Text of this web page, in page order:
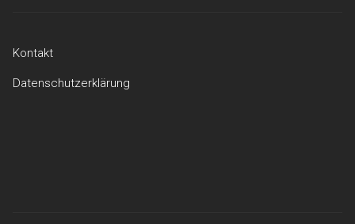
Kontakt
Datenschutzerklärung